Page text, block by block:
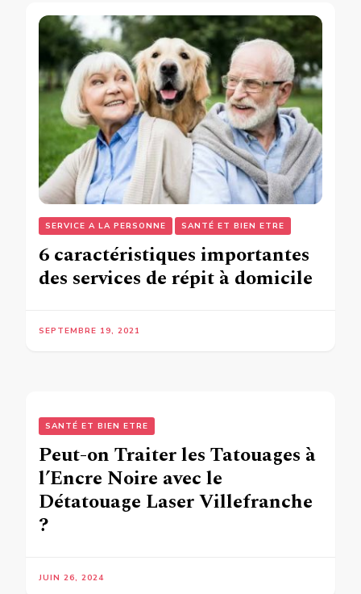
SERVICE A LA PERSONNE SANTÉ ET BIEN ETRE
6 caractéristiques importantes
des services de répit à domicile
SEPTEMBRE 19, 2021
SANTÉ ET BIEN ETRE
Peut-on Traiter les Tatouages à
l’Encre Noire avec le
Détatouage Laser Villefranche
?
JUIN 26, 2024